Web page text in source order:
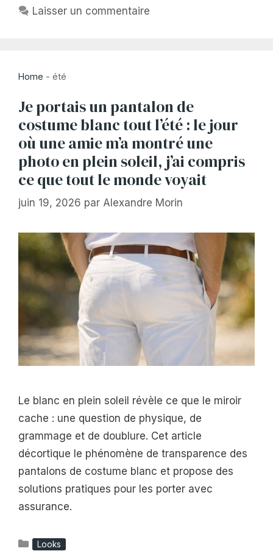
Laisser un commentaire
Home - été
Je portais un pantalon de
costume blanc tout l’été : le jour
où une amie m’a montré une
photo en plein soleil, j’ai compris
ce que tout le monde voyait
juin 19, 2026 par Alexandre Morin
Le blanc en plein soleil révèle ce que le miroir
cache : une question de physique, de
grammage et de doublure. Cet article
décortique le phénomène de transparence des
pantalons de costume blanc et propose des
solutions pratiques pour les porter avec
assurance.
Catégories
Looks